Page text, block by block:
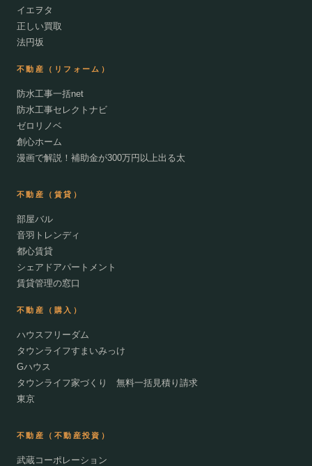
イエヲタ
正しい買取
法円坂
不動産（リフォーム）
防水工事一括net
防水工事セレクトナビ
ゼロリノベ
創心ホーム
漫画で解説！補助金が300万円以上出る太
不動産（賃貸）
部屋バル
音羽トレンディ
都心賃貸
シェアドアパートメント
賃貸管理の窓口
不動産（購入）
ハウスフリーダム
タウンライフすまいみっけ
Gハウス
タウンライフ家づくり 無料一括見積り請求
東京
不動産（不動産投資）
武蔵コーポレーション